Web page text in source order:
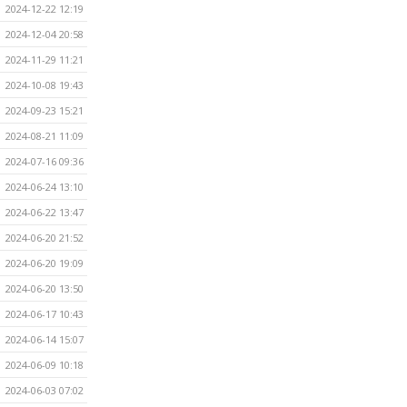
2024-12-22 12:19
2024-12-04 20:58
2024-11-29 11:21
2024-10-08 19:43
2024-09-23 15:21
2024-08-21 11:09
2024-07-16 09:36
2024-06-24 13:10
2024-06-22 13:47
2024-06-20 21:52
2024-06-20 19:09
2024-06-20 13:50
2024-06-17 10:43
2024-06-14 15:07
2024-06-09 10:18
2024-06-03 07:02